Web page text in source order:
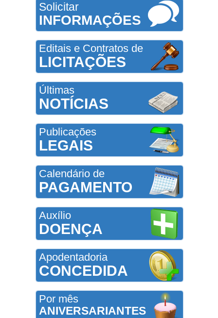
Solicitar
INFORMAÇÕES
Editais e Contratos de
LICITAÇÕES
Últimas
NOTÍCIAS
Publicações
LEGAIS
Calendário de
PAGAMENTO
Auxílio
DOENÇA
Apodentadoria
CONCEDIDA
Por mês
ANIVERSARIANTES